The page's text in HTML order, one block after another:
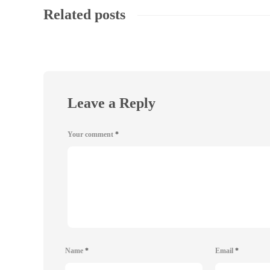
Related posts
Leave a Reply
Your comment *
Name * Email *